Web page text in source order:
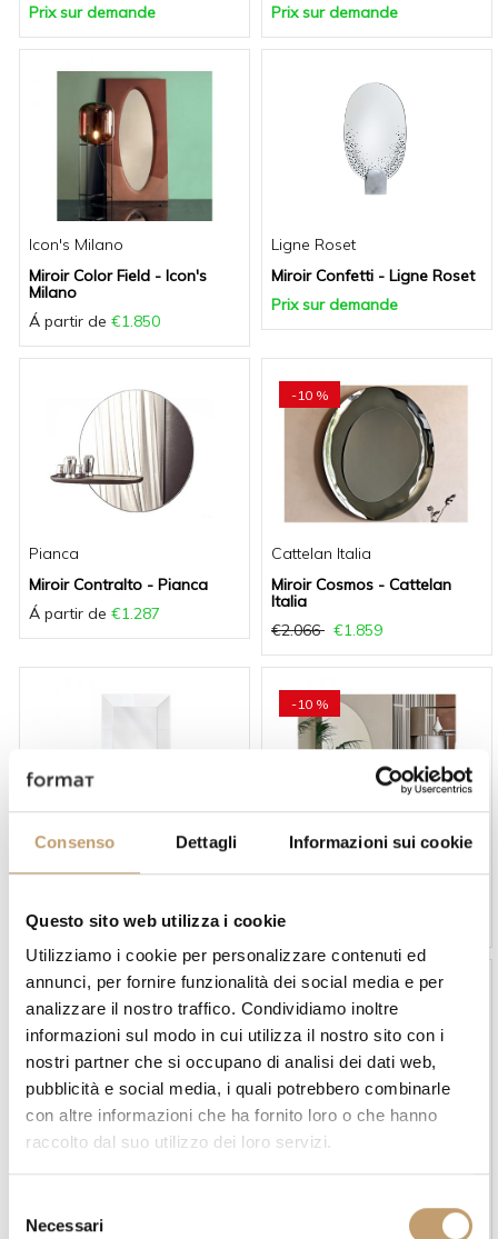
Consenso Dettagli Informazioni sui cookie
Questo sito web utilizza i cookie
Utilizziamo i cookie per personalizzare contenuti ed
annunci, per fornire funzionalità dei social media e per
analizzare il nostro traffico. Condividiamo inoltre
informazioni sul modo in cui utilizza il nostro sito con i
nostri partner che si occupano di analisi dei dati web,
pubblicità e social media, i quali potrebbero combinarle
con altre informazioni che ha fornito loro o che hanno
raccolto dal suo utilizzo dei loro servizi.
Necessari
Prix sur demande
Prix sur demande
Icon's Milano
Miroir Color Field - Icon's
Milano
Á partir de €1.850
Ligne Roset
Miroir Confetti - Ligne Roset
Prix sur demande
Pianca
Miroir Contralto - Pianca
Á partir de €1.287
-10 %
Cattelan Italia
Miroir Cosmos - Cattelan
Italia
€2.066
€1.859
Prix sur demande
-10 %
€1.153
Prix sur demande